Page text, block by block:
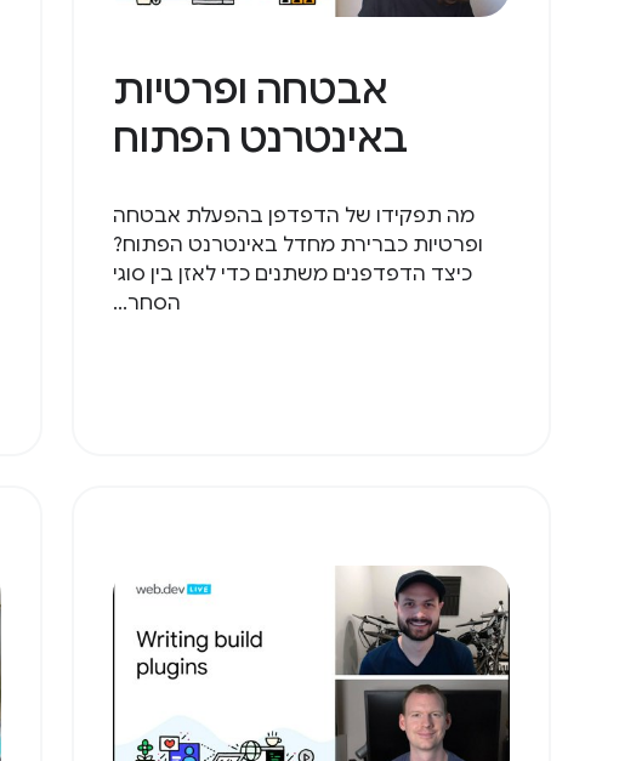
אבטחה ופרטיות
באינטרנט הפתוח
מה תפקידו של הדפדפן בהפעלת אבטחה
ופרטיות כברירת מחדל באינטרנט הפתוח?
כיצד הדפדפנים משתנים כדי לאזן בין סוגי
הסחר...